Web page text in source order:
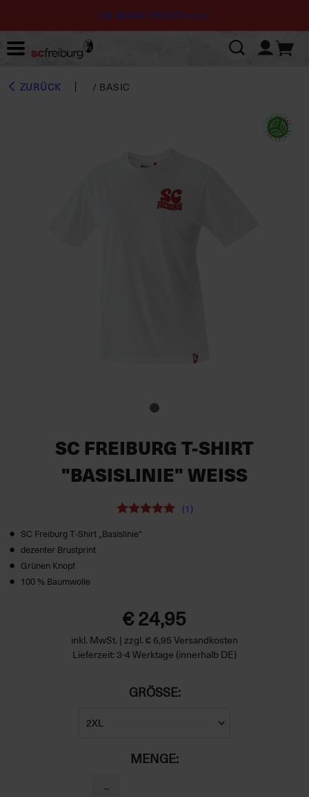
DIE NEUEN TRIKOTS 26-27
ZURÜCK / BASIC
SC FREIBURG T-SHIRT
"BASISLINIE" WEISS
(1)
SC Freiburg T‑Shirt „Basislinie“
dezenter Brustprint
Grünen Knopf
100 % Baumwolle
€ 24,95
inkl. MwSt. | zzgl. € 6,95 Versandkosten
Lieferzeit: 3-4 Werktage (innerhalb DE)
GRÖSSE:
MENGE:
−